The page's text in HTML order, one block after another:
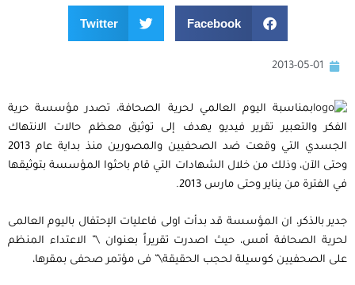
Facebook
Twitter
2013-05-01
بمناسبة اليوم العالمي لحرية الصحافة، تصدر مؤسسة حرية
الفكر والتعبير تقرير فيديو يهدف إلى توثيق معظم حالات الانتهاك
الجسدي التي وقعت ضد الصحفيين والمصورين منذ بداية عام 2013
وحتى الآن، وذلك من خلال الشهادات التي قام باحثوا المؤسسة بتوثيقها
في الفترة من يناير وحتى مارس 2013.
جدير بالذكر، ان المؤسسة قد بدأت اولى فاعليات الإحتفال باليوم العالمى
لحرية الصحافة أمس، حيث اصدرت تقريراً بعنوان \” الاعتداء المنظم
على الصحفيين كوسيلة لحجب الحقيقة\” فى مؤتمر صحفى بمقرها،